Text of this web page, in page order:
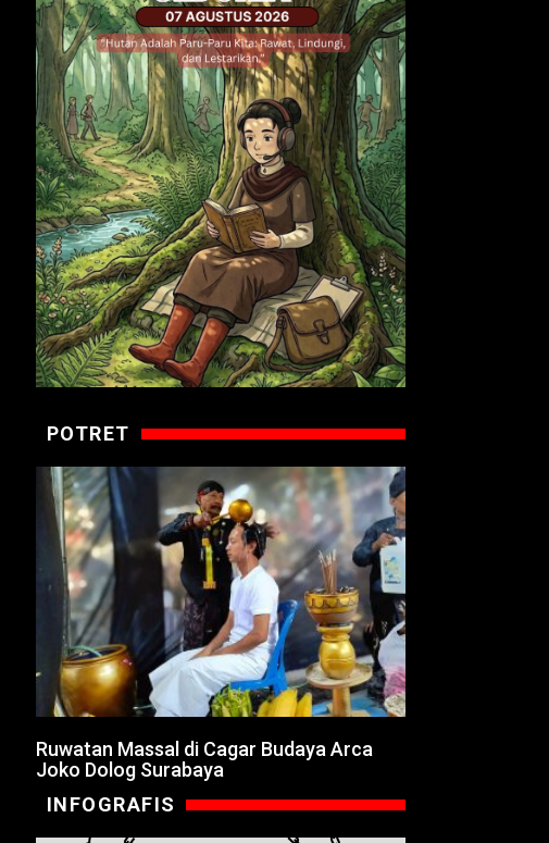
POTRET
Ruwatan Massal di Cagar Budaya Arca
Joko Dolog Surabaya
INFOGRAFIS